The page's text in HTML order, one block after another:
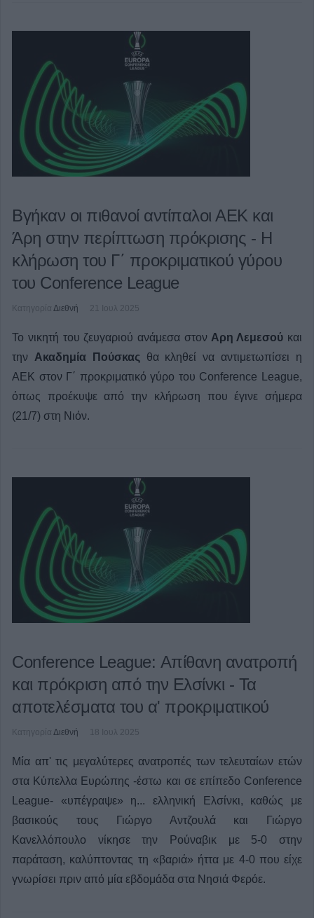
Βγήκαν οι πιθανοί αντίπαλοι ΑΕΚ και
Άρη στην περίπτωση πρόκρισης - Η
κλήρωση του Γ΄ προκριματικού γύρου
του Conference League
Κατηγορία Διεθνή 21 Ιουλ 2025
Το νικητή του ζευγαριού ανάμεσα στον Αρη Λεμεσού και
την Ακαδημία Πούσκας θα κληθεί να αντιμετωπίσει η
ΑΕΚ στον Γ΄ προκριματικό γύρο του Conference League,
όπως προέκυψε από την κλήρωση που έγινε σήμερα
(21/7) στη Νιόν.
Conference League: Απίθανη ανατροπή
και πρόκριση από την Ελσίνκι - Τα
αποτελέσματα του α' προκριματικού
Κατηγορία Διεθνή 18 Ιουλ 2025
Μία απ' τις μεγαλύτερες ανατροπές των τελευταίων ετών
στα Κύπελλα Ευρώπης -έστω και σε επίπεδο Conference
League- «υπέγραψε» η... ελληνική Ελσίνκι, καθώς με
βασικούς τους Γιώργο Αντζουλά και Γιώργο
Κανελλόπουλο νίκησε την Ρούναβικ με 5-0 στην
παράταση, καλύπτοντας τη «βαριά» ήττα με 4-0 που είχε
γνωρίσει πριν από μία εβδομάδα στα Νησιά Φερόε.